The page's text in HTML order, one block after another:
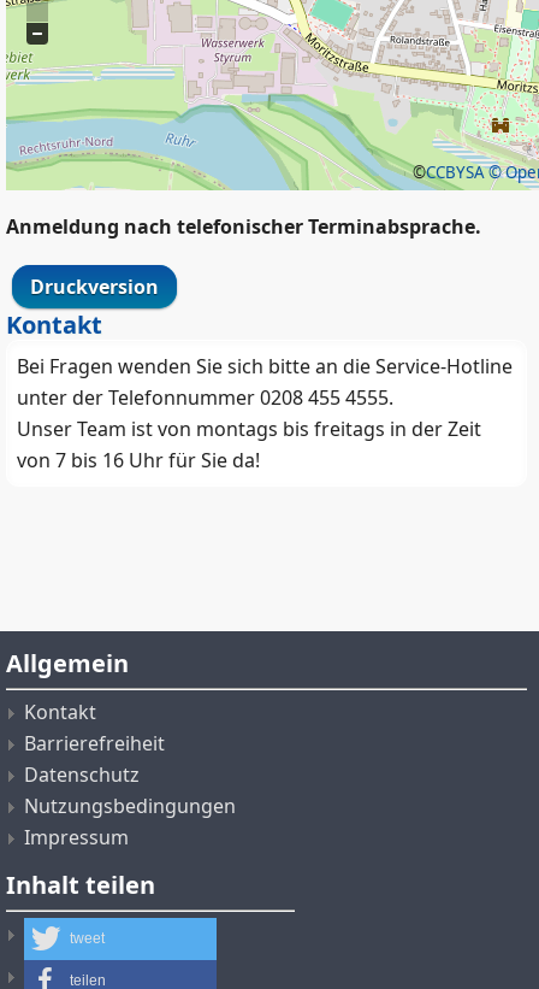
©CCBYSA©
Anmeldung nach telefonischer Terminabsprache.
Druckversion
Kontakt
Bei Fragen wenden Sie sich bitte an die Service-Hotline
unter der Telefonnummer 0208 455 4555.
Unser Team ist von montags bis freitags in der Zeit
von 7 bis 16 Uhr für Sie da!
Allgemein
Kontakt
Barrierefreiheit
Datenschutz
Nutzungsbedingungen
Impressum
Inhalt teilen
tweet
teilen